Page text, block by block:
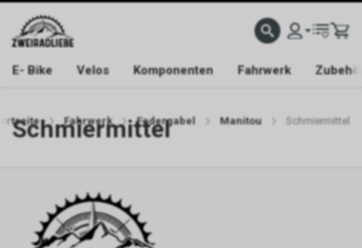
E- Bike Velos Komponenten Fahrwerk
Fahrwerk Federgabel Manitou Schmiermittel
Schmiermittel